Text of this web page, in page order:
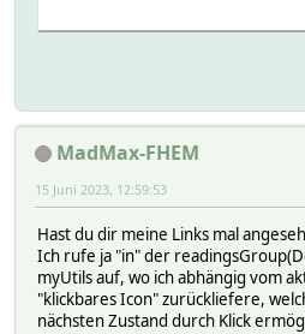
MadMax-FHEM
15 Juni 2023, 12:59:53
Hast du dir meine Links mal
Ich rufe ja "in" der
myUtils auf, wo ich abhängig vom
"klickbares Icon" zurückliefere,
nächsten Zustand durch Klick